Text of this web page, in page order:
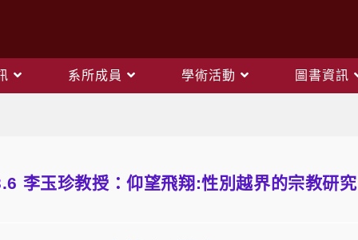
系所成員 學術活動 圖書資訊
李玉珍教授：仰望飛翔:性別越界的宗教研究